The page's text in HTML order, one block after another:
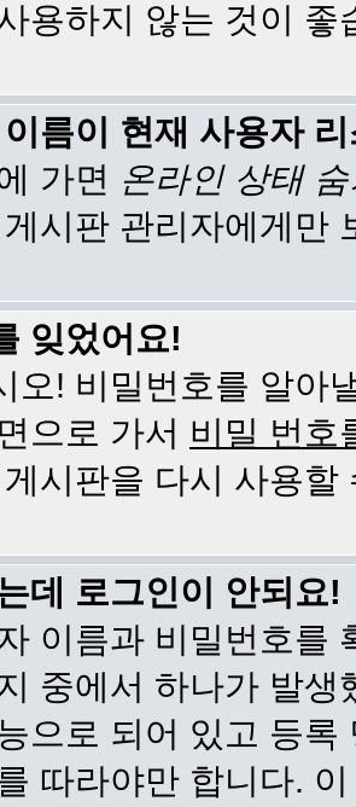
용하지 않는 것이 좋
름이 현재 사용자
가면 온라인 상태
시판 관리자에게만
잊었어요!
오! 비밀번호를 알아
으로 가서 비밀 번호
시판을 다시 사용할
데 로그인이 안되요!
이름과 비밀번호를
중에서 하나가 발
으로 되어 있고 등
따라야만 합니다.